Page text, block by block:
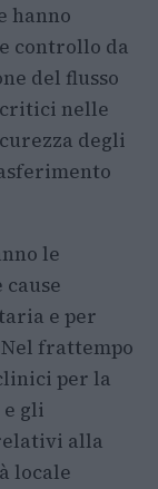
hanno
controllo da
del flusso
nelle
degli
le
e per
frattempo
per la
e gli
alla
locale